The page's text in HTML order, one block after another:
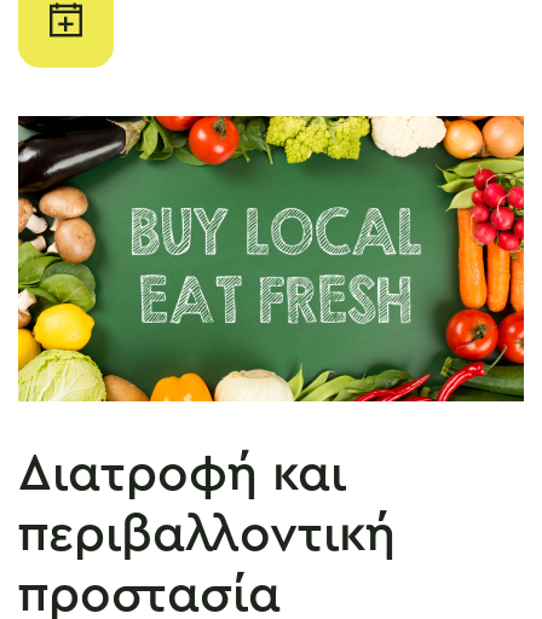
Διατροφή και
περιβαλλοντική
προστασία